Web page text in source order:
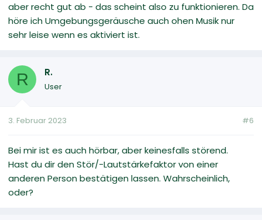
aber recht gut ab - das scheint also zu funktionieren. Da
höre ich Umgebungsgeräusche auch ohen Musik nur
sehr leise wenn es aktiviert ist.
R R.
User
3. Februar 2023 #6
Bei mir ist es auch hörbar, aber keinesfalls störend.
Hast du dir den Stör/-Lautstärkefaktor von einer
anderen Person bestätigen lassen. Wahrscheinlich,
oder?